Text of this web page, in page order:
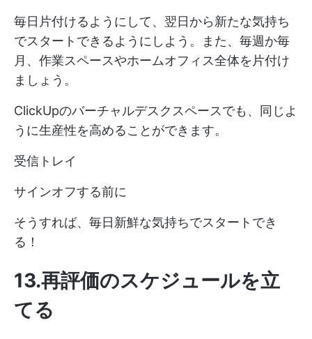
毎日片付けるようにして、翌日から新たな気持ち
でスタートできるようにしよう。また、毎週か毎
月、作業スペースやホームオフィス全体を片付け
ましょう。
ClickUpのバーチャルデスクスペースでも、同じよ
うに生産性を高めることができます。
受信トレイ
サインオフする前に
そうすれば、毎日新鮮な気持ちでスタートでき
る！
13.再評価のスケジュールを立
てる